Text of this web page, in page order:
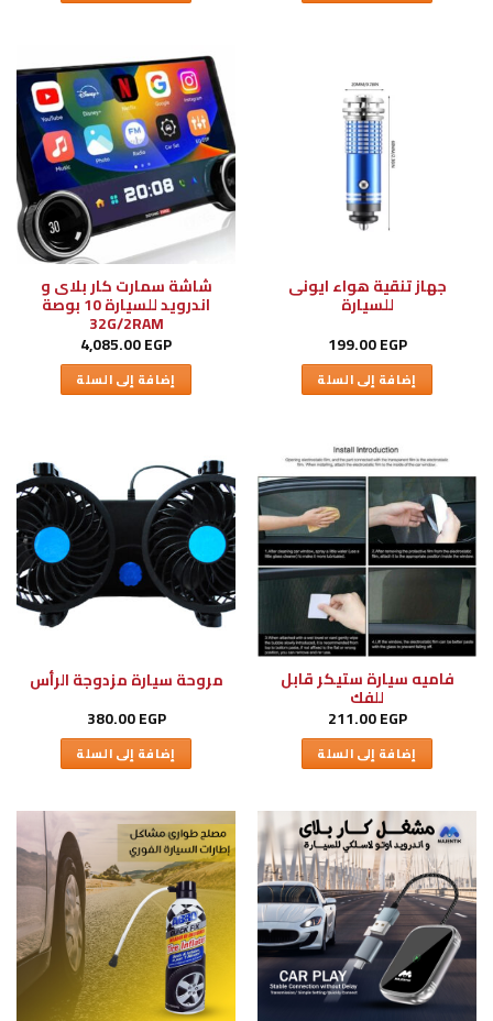
جهاز تنقية هواء ايونى
للسيارة
199.00EGP
إضافة إلى السلة
شاشة سمارت كار بلاى و
اندرويد للسيارة 10 بوصة
32G/2RAM
4,085.00EGP
إضافة إلى السلة
فاميه سيارة ستيكر قابل
للفك
211.00EGP
إضافة إلى السلة
مروحة سيارة مزدوجة الرأس
380.00EGP
إضافة إلى السلة